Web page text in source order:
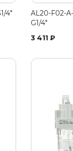
4"
AL20-F02-
G1/4"
3 411 ₽